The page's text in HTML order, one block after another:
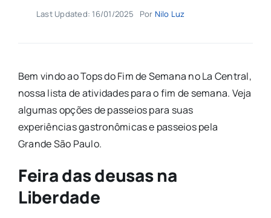
Last Updated: 16/01/2025 Por Nilo Luz
Bem vindo ao Tops do Fim de Semana no La Central,
nossa lista de atividades para o fim de semana. Veja
algumas opções de passeios para suas
experiências gastronômicas e passeios pela
Grande São Paulo.
Feira das deusas na
Liberdade